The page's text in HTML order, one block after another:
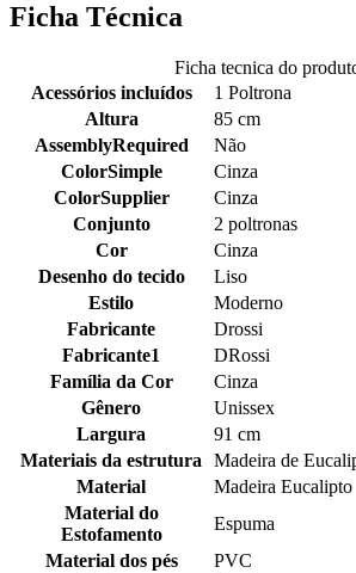
Ficha Técnica
Ficha tecnica do
Acessórios incluídos
1 Poltrona
Altura
85 cm
AssemblyRequired
Não
ColorSimple
Cinza
ColorSupplier
Cinza
Conjunto
2 poltronas
Cor
Cinza
Desenho do tecido
Liso
Estilo
Moderno
Fabricante
Drossi
Fabricante1
DRossi
Família da Cor
Cinza
Gênero
Unissex
Largura
91 cm
Materiais da estrutura
Madeira de
Material
Madeira Eucalipto
Material do
Estofamento
Espuma
Material dos pés
PVC